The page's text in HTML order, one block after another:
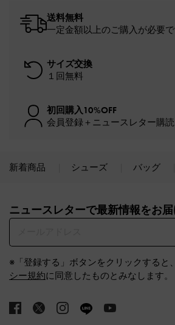
送料無料
一定金額以上のご購入が必要
サイズ交換
１回無料
初回購入10%OFF
会員登録＋ニュースレター購読
新着商品 シューズ バッグ
ニュースレターで最新情報をお届
※「登録する」ボタンをクリックすると、
シー規約に同意したものとみなします。